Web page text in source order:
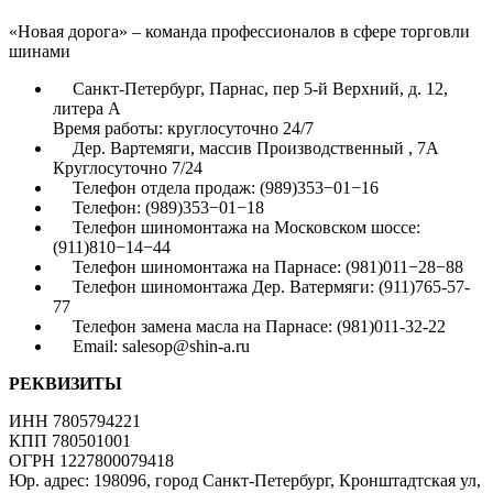
«Новая дорога» – команда профессионалов в сфере торговли
шинами
Санкт-Петербург, Парнас, пер 5-й Верхний, д. 12,
литера А
Время работы: круглосуточно 24/7
Дер. Вартемяги, массив Производственный , 7А
Круглосуточно 7/24
Телефон отдела продаж: (989)353−01−16
Телефон: (989)353−01−18
Телефон шиномонтажа на Московском шоссе:
(911)810−14−44
Телефон шиномонтажа на Парнасе: (981)011−28−88
Телефон шиномонтажа Дер. Ватермяги: (911)765-57-
77
Телефон замена масла на Парнасе: (981)011-32-22
Email: salesop@shin-a.ru
РЕКВИЗИТЫ
ИНН 7805794221
КПП 780501001
ОГРН 1227800079418
Юр. адрес: 198096, город Санкт-Петербург, Кронштадтская ул,